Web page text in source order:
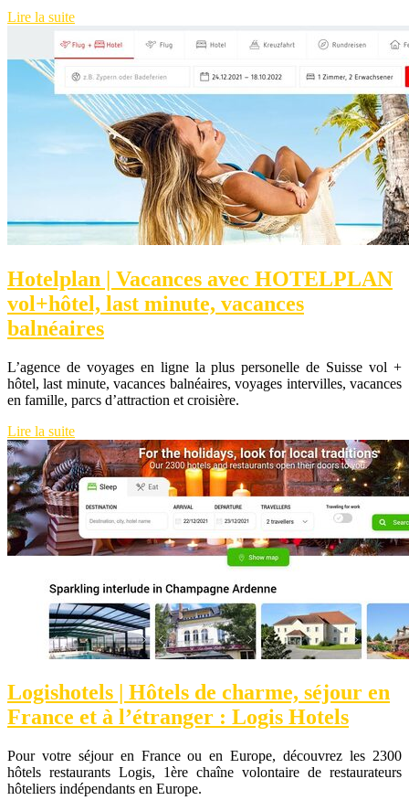
Lire la suite
Hotelplan | Vacances avec HOTELPLAN
vol+hôtel, last minute, vacances
balnéaires
L’agence de voyages en ligne la plus personelle de Suisse vol +
hôtel, last minute, vacances balnéaires, voyages intervilles, vacances
en famille, parcs d’attraction et croisière.
Lire la suite
Logishotels | Hôtels de charme, séjour en
France et à l’étranger : Logis Hotels
Pour votre séjour en France ou en Europe, découvrez les 2300
hôtels restaurants Logis, 1ère chaîne volontaire de restaurateurs
hôteliers indépendants en Europe.